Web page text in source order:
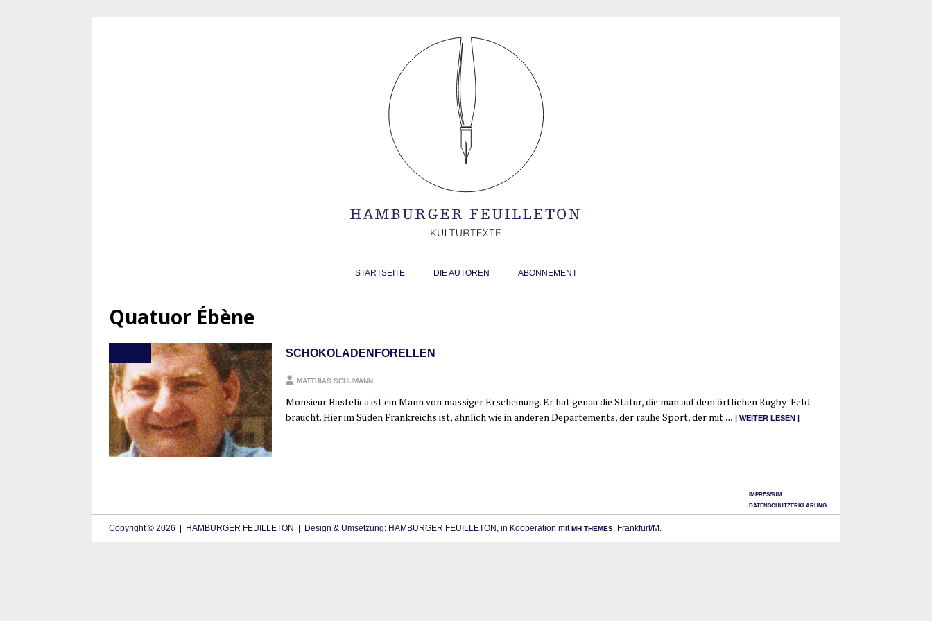
STARTSEITE DIE AUTOREN ABONNEMENT
Quatuor Ébène
SCHOKOLADENFORELLEN
MATTHIAS SCHUMANN
Mon­sieur Bas­te­li­ca ist ein Mann von mas­si­ger Erschei­nung. Er hat genau die Sta­tur, die man auf dem ört­li­chen Rug­­by-Feld
braucht. Hier im Süden Frank­reichs ist, ähn­lich wie in ande­ren Depar­te­ments, der rau­he Sport, der mit … | WEI­TER LESEN |
IMPRESSUM
DATENSCHUTZERKLÄRUNG
Copyright © 2026 | HAMBURGER FEUILLETON | Design & Umsetzung: HAMBURGER FEUILLETON, in Kooperation mitMH THEMES , Frankfurt/M.